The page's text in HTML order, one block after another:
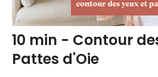
10 min - Contour
Pattes d'Oie